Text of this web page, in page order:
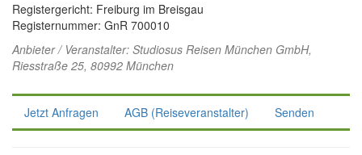
Registergericht: Freiburg im Breisgau
Registernummer: GnR 700010
Anbieter / Veranstalter: Studiosus Reisen München GmbH,
Riesstraße 25, 80992 München
Jetzt Anfragen AGB (Reiseveranstalter) Senden